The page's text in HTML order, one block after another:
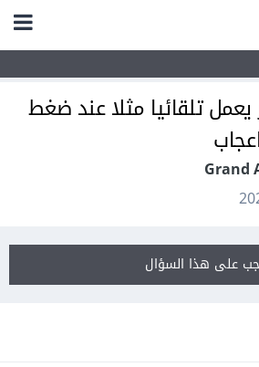
يعمل تلقائيا مثلا عند ضغط
على هذا السؤال